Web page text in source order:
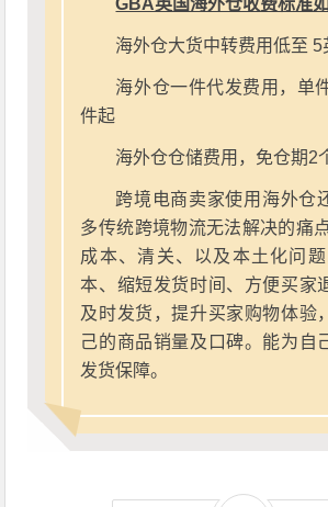
GBA英国海外仓收费标准如
海外仓大货中转费用低至 5
海外仓一件代发费用，单
件起
海外仓仓储费用，免仓期2
跨境电商卖家使用海外仓
多传统跨境物流无法解决的痛
成本、清关、以及本土化问
本、缩短发货时间、方便买家
及时发货，提升买家购物体验
己的商品销量及口碑。能为自
发货保障。